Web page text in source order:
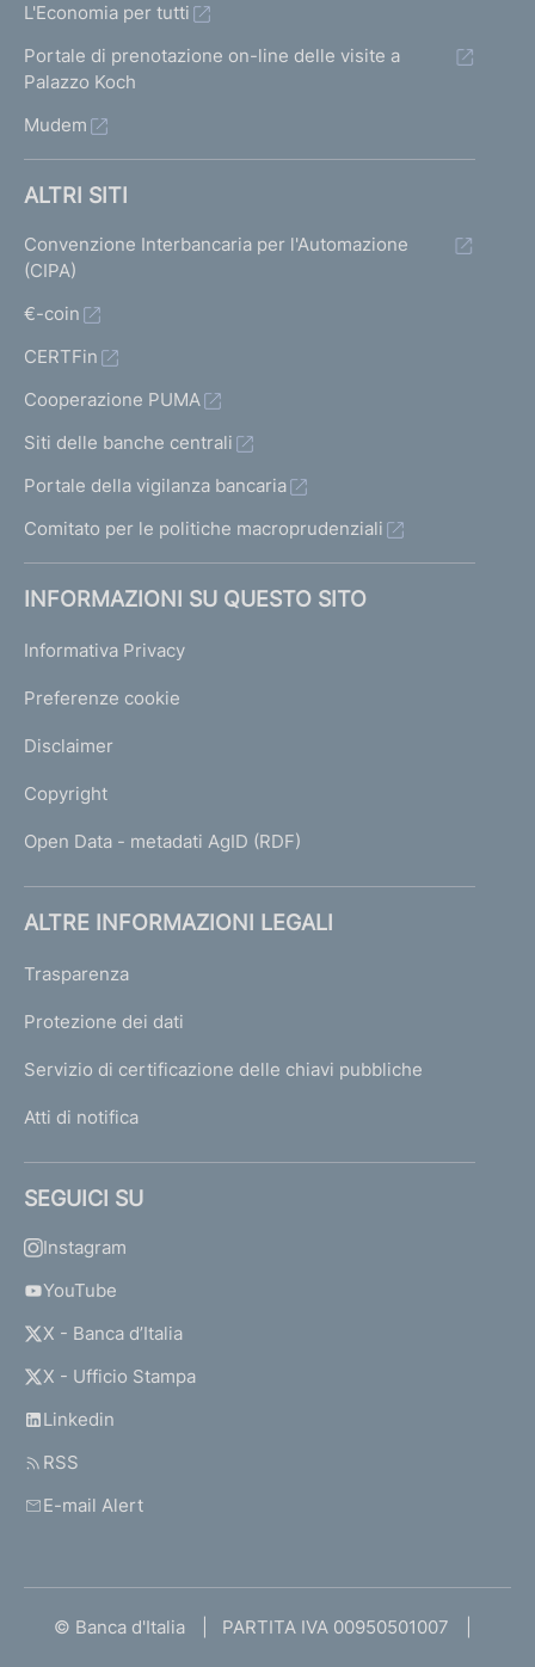
L'Economia per tutti
Portale di prenotazione on-line delle visite a
Palazzo Koch
Mudem
ALTRI SITI
Convenzione Interbancaria per l'Automazione
(CIPA)
€-coin
CERTFin
Cooperazione PUMA
Siti delle banche centrali
Portale della vigilanza bancaria
Comitato per le politiche macroprudenziali
INFORMAZIONI SU QUESTO SITO
Informativa Privacy
Preferenze cookie
Disclaimer
Copyright
Open Data - metadati AgID (RDF)
ALTRE INFORMAZIONI LEGALI
Trasparenza
Protezione dei dati
Servizio di certificazione delle chiavi pubbliche
Atti di notifica
SEGUICI SU
Instagram
YouTube
X - Banca d’Italia
X - Ufficio Stampa
Linkedin
RSS
E-mail Alert
© Banca d'Italia PARTITA IVA 00950501007